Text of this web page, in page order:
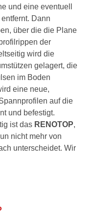
und eine eventuell
Dann
über die die Plane
der
wird die
gelagert, die
im Boden
eine neue,
auf die
und befestigt.
ist das RENOTOP,
nicht mehr von
unterscheidet. Wir